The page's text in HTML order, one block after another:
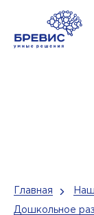
Главная
Дошкольное